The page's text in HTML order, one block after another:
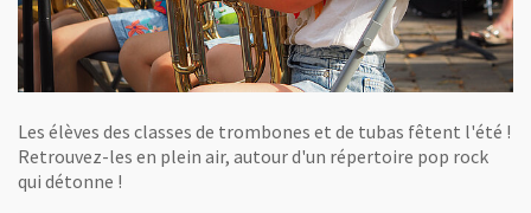
Les élèves des classes de trombones et de tubas fêtent l'été !
Retrouvez-les en plein air, autour d'un répertoire pop rock
qui détonne !